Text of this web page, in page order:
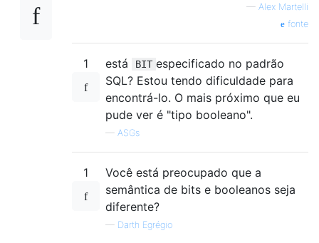
— Alex Martelli
fonte
1 está BIT especificado no padrão
SQL? Estou tendo dificuldade para
encontrá-lo. O mais próximo que eu
pude ver é "tipo booleano".
— ASGs
1
Você está preocupado que a
semântica de bits e booleanos seja
diferente?
— Darth Egrégio